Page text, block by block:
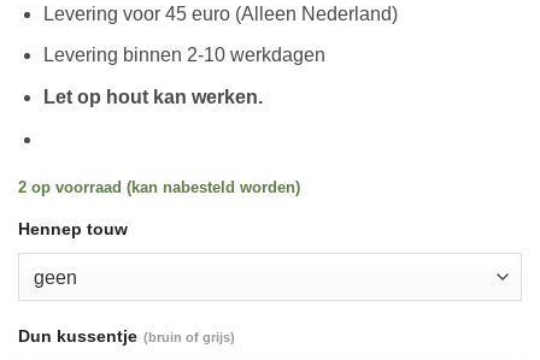
Levering voor 45 euro (Alleen Nederland)
Levering binnen 2-10 werkdagen
Let op hout kan werken.
2 op voorraad (kan nabesteld worden)
Hennep touw
Dun kussentje (bruin of grijs)